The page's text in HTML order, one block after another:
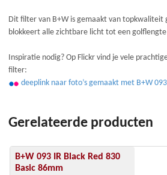
Dit filter van B+W is gemaakt van topkwaliteit
blokkeert alle zichtbare licht tot een
Inspiratie nodig? Op Flickr vind je vele
filter:
deeplink naar foto’s gemaakt met B+W
Gerelateerde producten
B+W 093 IR Black Red 830
Basic 86mm